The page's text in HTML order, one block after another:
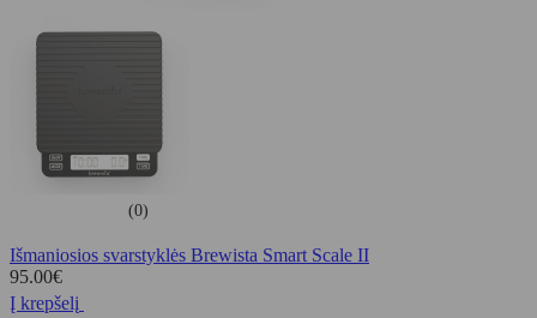
(0)
Išmaniosios svarstyklės Brewista Smart Scale II
95.00€
Į krepšelį